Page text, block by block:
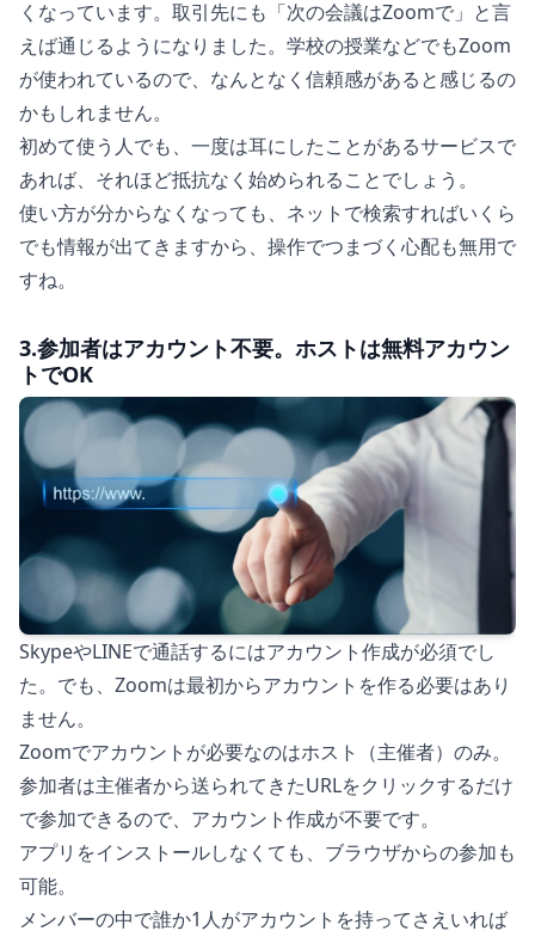
くなっています。取引先にも「次の会議はZoomで」と言
えば通じるようになりました。学校の授業などでもZoom
が使われているので、なんとなく信頼感があると感じるの
かもしれません。
初めて使う人でも、一度は耳にしたことがあるサービスで
あれば、それほど抵抗なく始められることでしょう。
使い方が分からなくなっても、ネットで検索すればいくら
でも情報が出てきますから、操作でつまづく心配も無用で
すね。
3.参加者はアカウント不要。ホストは無料アカウン
トでOK
SkypeやLINEで通話するにはアカウント作成が必須でし
た。でも、Zoomは最初からアカウントを作る必要はあり
ません。
Zoomでアカウントが必要なのはホスト（主催者）のみ。
参加者は主催者から送られてきたURLをクリックするだけ
で参加できるので、アカウント作成が不要です。
アプリをインストールしなくても、ブラウザからの参加も
可能。
メンバーの中で誰か1人がアカウントを持ってさえいれば